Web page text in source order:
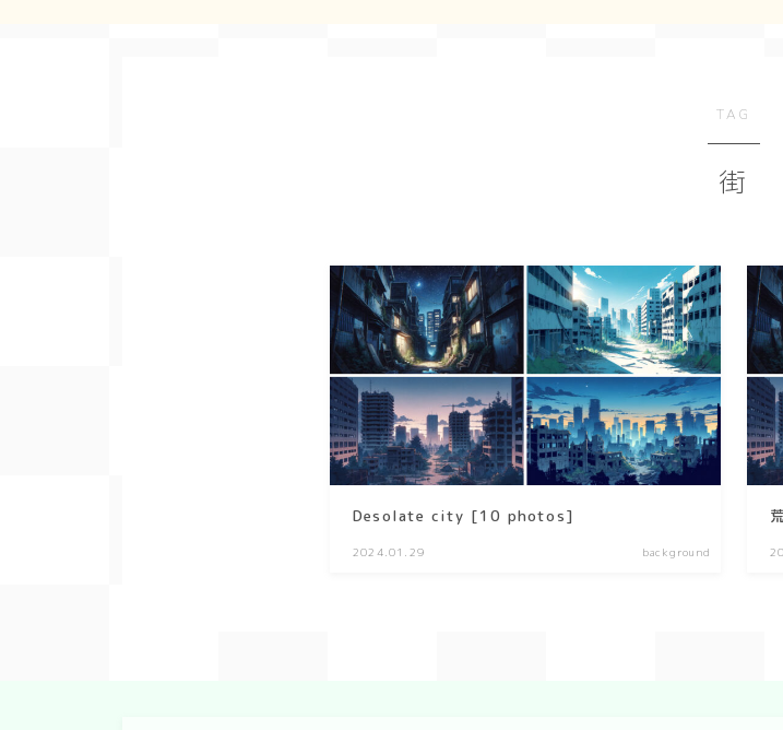
Halloween
Christmas
season
winter
summer
TAG
街
Desolate city [10 photos]
2024.01.29 background